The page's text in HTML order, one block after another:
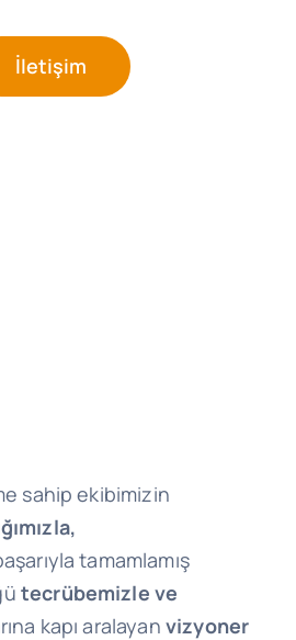
İletişim
sahip ekibimizin
tamamlamış
tecrübemizle ve
kapı aralayan vizyoner